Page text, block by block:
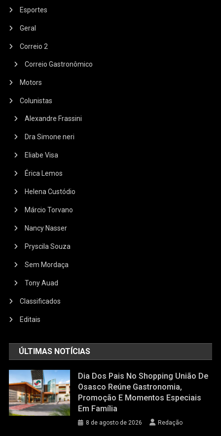
Esportes
Geral
Correio 2
Correio Gastronômico
Motors
Colunistas
Alexandre Frassini
Dra Simone neri
Eliabe Visa
Érica Lemos
Helena Custódio
Márcio Torvano
Nancy Nasser
Pryscila Souza
Sem Mordaça
Tony Auad
Classificados
Editais
ÚLTIMAS NOTÍCIAS
Dia Dos Pais No Shopping União De
Osasco Reúne Gastronomia,
Promoção E Momentos Especiais
Em Família
8 de agosto de 2026 Redação